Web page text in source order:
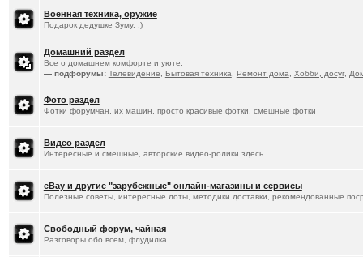
Военная техника, оружие
Подарок дедушке Зуму. :)
Домашний раздел
Все о домашнем комфорте и уюте.
— подфорумы: Телевидение Бытовая техника Ремонт дома Хобби, досуг,
Фото раздел
Фотки форумчан, их машин, просто красивые фотки, смешные фотки
Видео раздел
Интересные и смешные, авторские видео-ролики здесь
eBay и другие "зарубежные" онлайн-магазины и сервисы
Полезные советы, интересные лоты, методики доставки, рекомендованные
Свободный форум, чайная
Разговоры обо всем, флудилка